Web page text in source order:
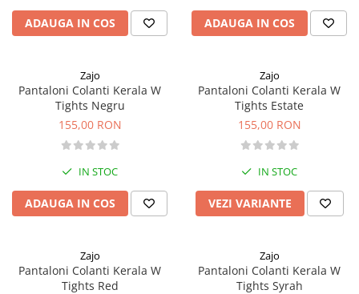
Magneziu
Rucsaci
Accesorii
Espadrile
VIA FERRATA
BETE TREKKING
SACI DE DORMIT
ADAUGA IN COS ADAUGA IN COS
Zajo
Pantaloni Colanti Kerala W
Tights Negru
155,00 RON
IN STOC
ADAUGA IN COS
Zajo
Pantaloni Colanti Kerala W
Tights Estate
155,00 RON
IN STOC
VEZI VARIANTE
Zajo
Pantaloni Colanti Kerala W
Tights Red
Zajo
Pantaloni Colanti Kerala W
Tights Syrah